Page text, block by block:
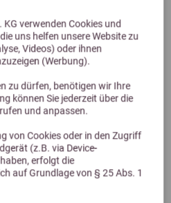
KG verwenden Cookies und
uns helfen unsere Website zu
Videos) oder ihnen
(Werbung).
zu dürfen, benötigen wir Ihre
können Sie jederzeit über die
und anpassen.
von Cookies oder in den Zugriff
(z.B. via Device-
erfolgt die
auf Grundlage von § 25 Abs. 1
5,0 (1 Bewertungen)
Hyalathron Liquid 1L
€